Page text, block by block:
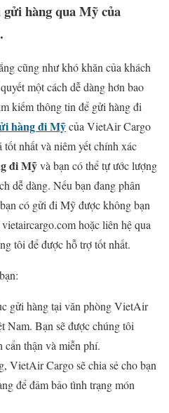
gửi hàng qua Mỹ của
cũng như khó khăn của khách
một cách dễ dàng hơn bao
kiếm thông tin để gửi hàng đi
hàng đi Mỹcủa VietAir Cargo
nhất và niêm yết chính xác
đi Mỹvà bạn có thể tự ước lượng
dễ dàng. Nếu bạn đang phân
có gửi đi Mỹ được không bạn
hoặc liên hệ qua
tôi để được hỗ trợ tốt nhất.
gửi hàng tại văn phòng VietAir
Bạn sẽ được chúng tôi
cẩn thận và miễn phí.
VietAir Cargo sẽ chia sẻ cho bạn
để đảm bảo tình trạng món